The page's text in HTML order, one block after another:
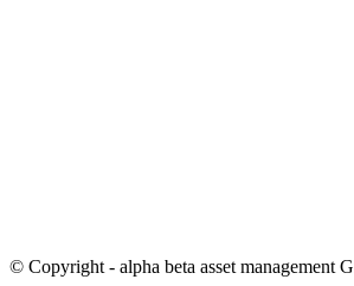
© Copyright - alpha beta asset management